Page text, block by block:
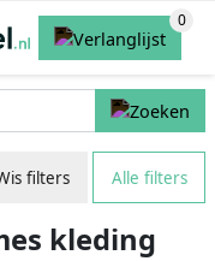
filters Alle filters
kleding